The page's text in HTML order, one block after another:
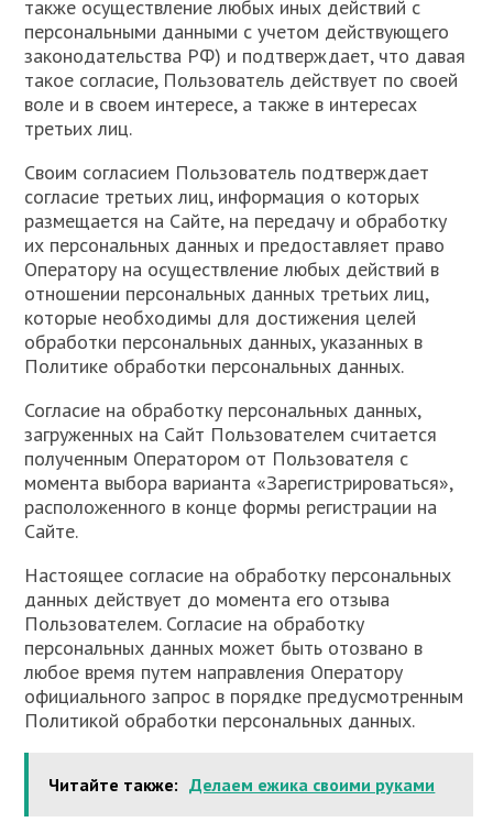
также осуществление любых иных действий с
персональными данными с учетом действующего
законодательства РФ) и подтверждает, что давая
такое согласие, Пользователь действует по своей
воле и в своем интересе, а также в интересах
третьих лиц.
Своим согласием Пользователь подтверждает
согласие третьих лиц, информация о которых
размещается на Сайте, на передачу и обработку
их персональных данных и предоставляет право
Оператору на осуществление любых действий в
отношении персональных данных третьих лиц,
которые необходимы для достижения целей
обработки персональных данных, указанных в
Политике обработки персональных данных.
Согласие на обработку персональных данных,
загруженных на Сайт Пользователем считается
полученным Оператором от Пользователя с
момента выбора варианта «Зарегистрироваться»,
расположенного в конце формы регистрации на
Сайте.
Настоящее согласие на обработку персональных
данных действует до момента его отзыва
Пользователем. Согласие на обработку
персональных данных может быть отозвано в
любое время путем направления Оператору
официального запрос в порядке предусмотренным
Политикой обработки персональных данных.
Читайте также: Делаем ежика своими руками